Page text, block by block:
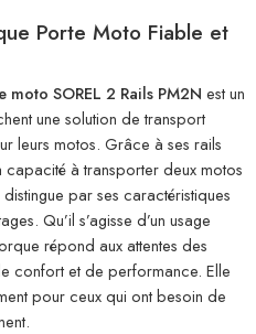
Porte Moto Fiable et
moto SOREL 2 Rails PM2N est un
une solution de transport
leurs motos. Grâce à ses rails
à transporter deux motos
par ses caractéristiques
Qu’il s’agisse d’un usage
répond aux attentes des
confort et de performance. Elle
pour ceux qui ont besoin de